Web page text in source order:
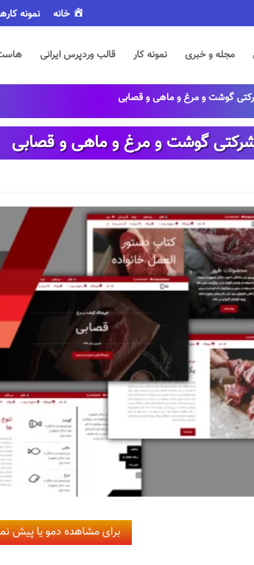
خانه نمونه
مجله و خبری نمونه کار قالب وردپرس ایرانی هاست
گوشت و مرغ و ماهی و قصابی
گوشت و مرغ و ماهی و قصابی
برای مشاهده دمو یا پیش